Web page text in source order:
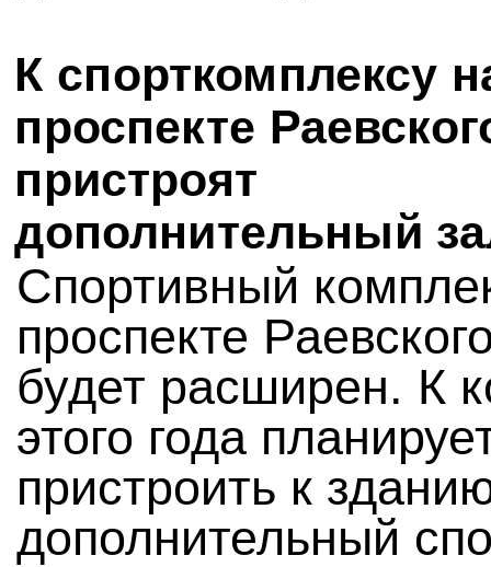
К спорткомплексу
проспекте
пристроят
дополнительный
Спортивный
проспекте
будет расширен. К
этого года
пристроить к
дополнительный